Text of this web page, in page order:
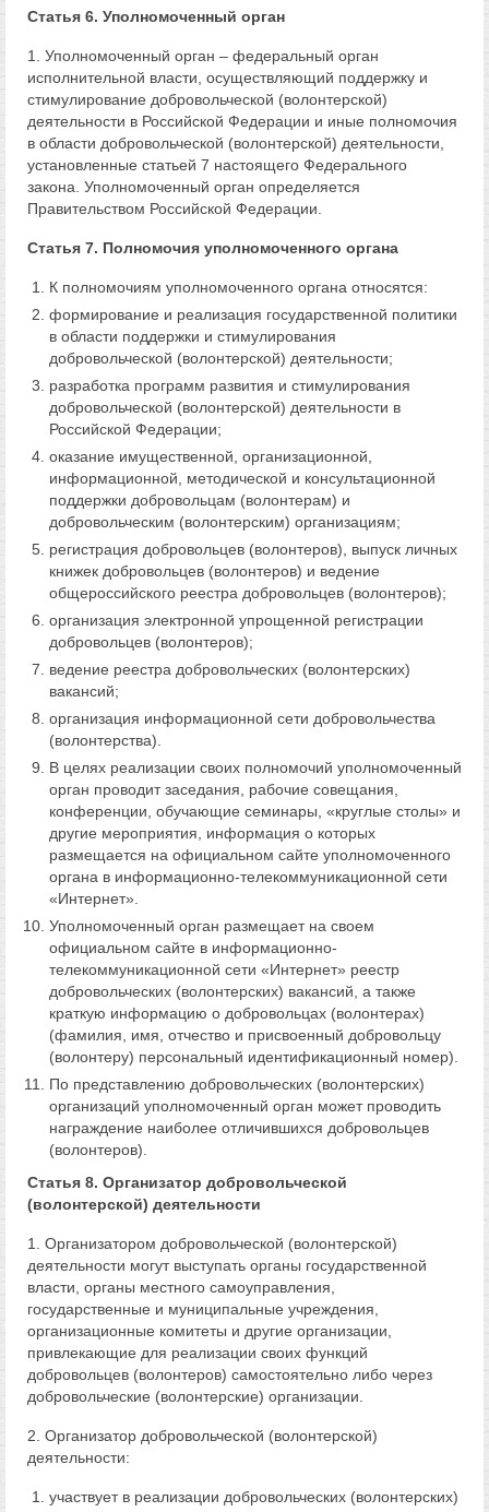
Статья 6. Уполномоченный орган
1. Уполномоченный орган – федеральный орган
исполнительной власти, осуществляющий поддержку и
стимулирование добровольческой (волонтерской)
деятельности в Российской Федерации и иные полномочия
в области добровольческой (волонтерской) деятельности,
установленные статьей 7 настоящего Федерального
закона. Уполномоченный орган определяется
Правительством Российской Федерации.
Статья 7. Полномочия уполномоченного органа
К полномочиям уполномоченного органа относятся:
формирование и реализация государственной политики
в области поддержки и стимулирования
добровольческой (волонтерской) деятельности;
разработка программ развития и стимулирования
добровольческой (волонтерской) деятельности в
Российской Федерации;
оказание имущественной, организационной,
информационной, методической и консультационной
поддержки добровольцам (волонтерам) и
добровольческим (волонтерским) организациям;
регистрация добровольцев (волонтеров), выпуск личных
книжек добровольцев (волонтеров) и ведение
общероссийского реестра добровольцев (волонтеров);
организация электронной упрощенной регистрации
добровольцев (волонтеров);
ведение реестра добровольческих (волонтерских)
вакансий;
организация информационной сети добровольчества
(волонтерства).
В целях реализации своих полномочий уполномоченный
орган проводит заседания, рабочие совещания,
конференции, обучающие семинары, «круглые столы» и
другие мероприятия, информация о которых
размещается на официальном сайте уполномоченного
органа в информационно-телекоммуникационной сети
«Интернет».
Уполномоченный орган размещает на своем
официальном сайте в информационно-
телекоммуникационной сети «Интернет» реестр
добровольческих (волонтерских) вакансий, а также
краткую информацию о добровольцах (волонтерах)
(фамилия, имя, отчество и присвоенный добровольцу
(волонтеру) персональный идентификационный номер).
По представлению добровольческих (волонтерских)
организаций уполномоченный орган может проводить
награждение наиболее отличившихся добровольцев
(волонтеров).
Статья 8. Организатор добровольческой
(волонтерской) деятельности
1. Организатором добровольческой (волонтерской)
деятельности могут выступать органы государственной
власти, органы местного самоуправления,
государственные и муниципальные учреждения,
организационные комитеты и другие организации,
привлекающие для реализации своих функций
добровольцев (волонтеров) самостоятельно либо через
добровольческие (волонтерские) организации.
2. Организатор добровольческой (волонтерской)
деятельности:
участвует в реализации добровольческих (волонтерских)